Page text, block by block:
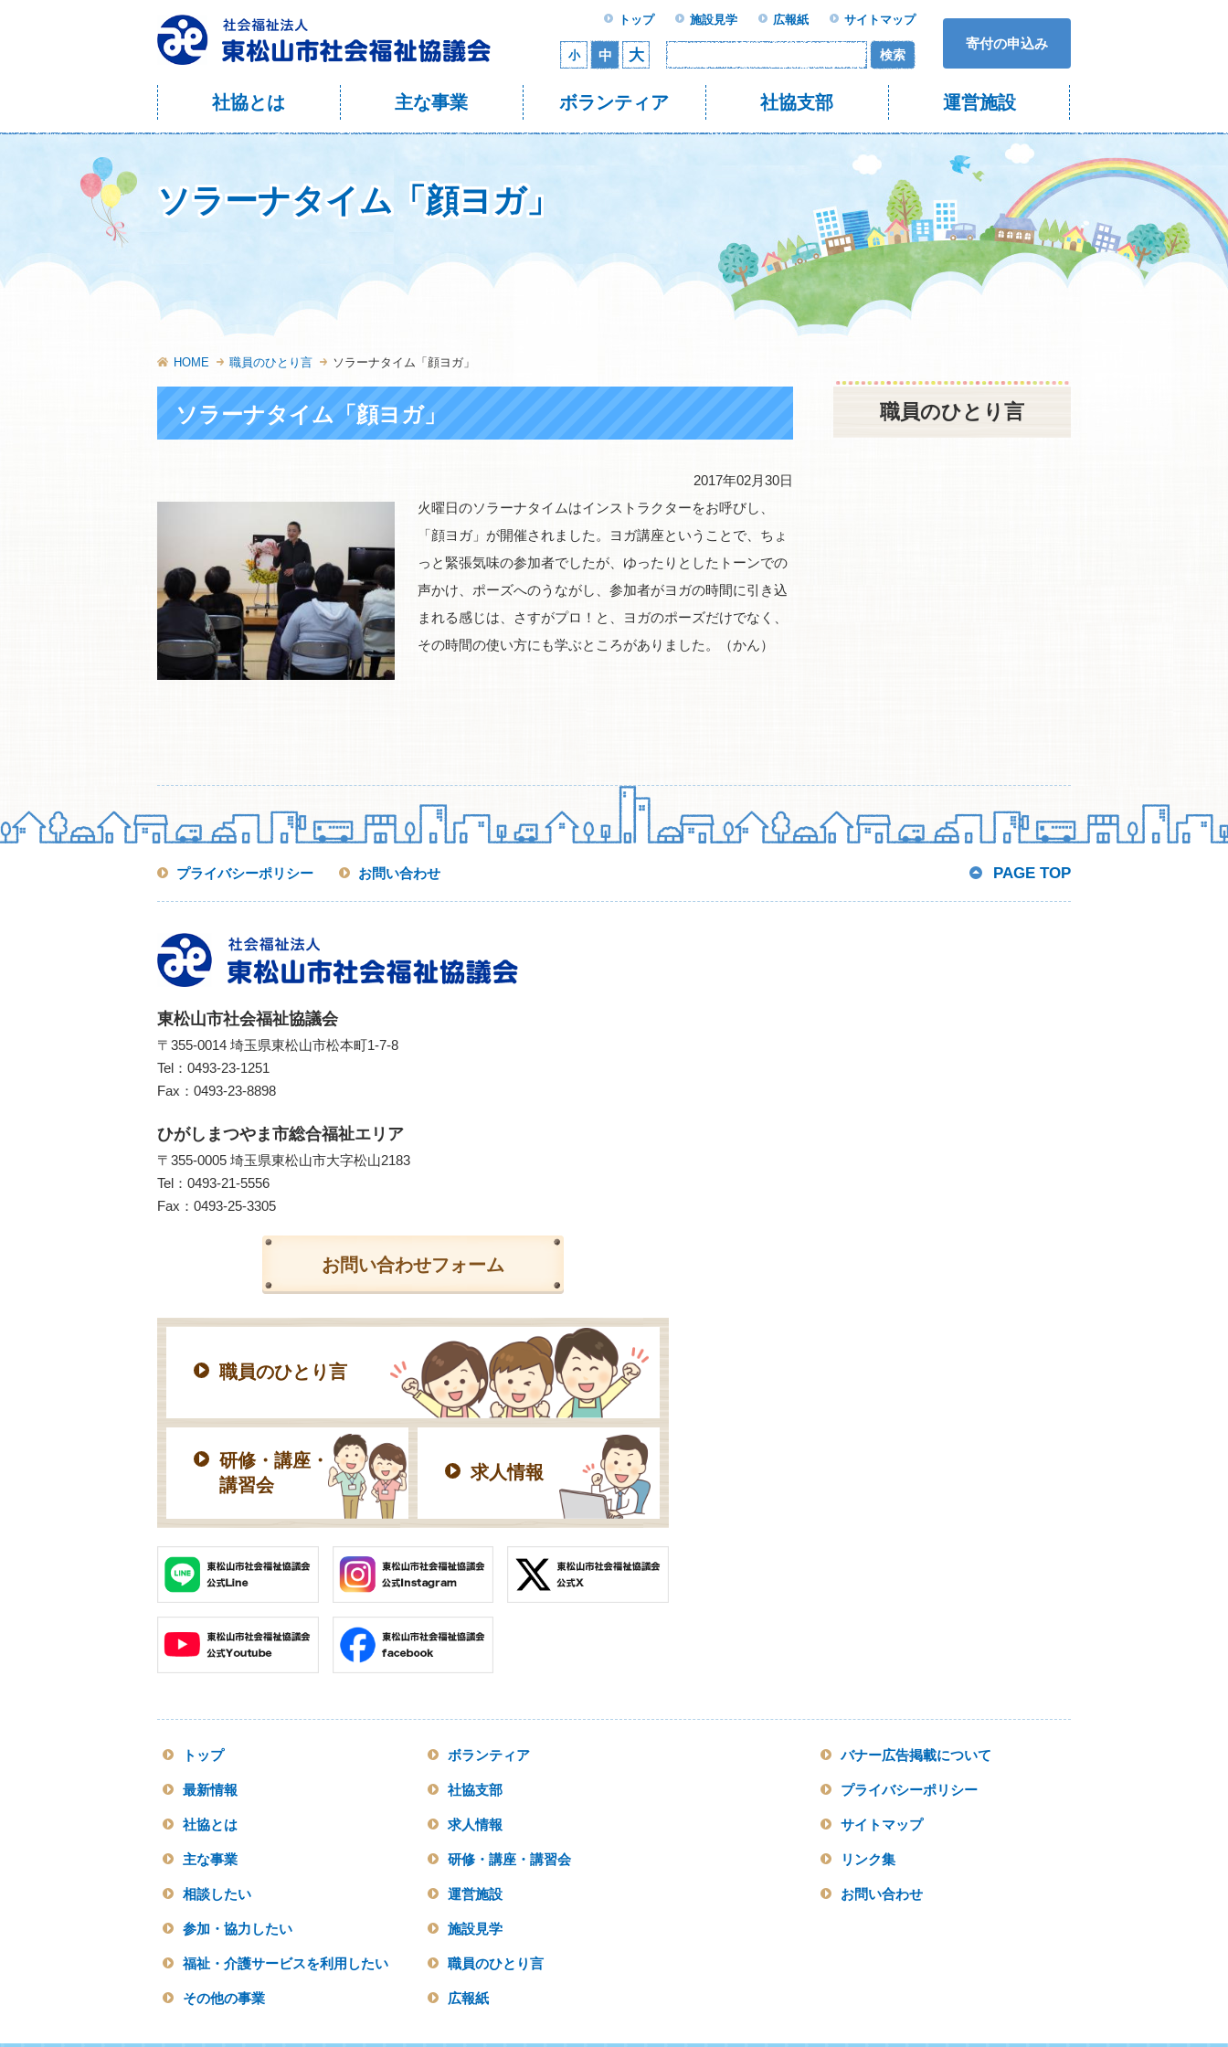
社協とは 主な事業 ボランティア 社協支部 運営施設
寄付の申込み
トップ 施設見学 広報紙 サイトマップ
小 中 大 検索
ソラーナタイム「顔ヨガ」
HOME 職員のひとり言 ソラーナタイム「顔ヨガ」
ソラーナタイム「顔ヨガ」
2017年02月30日
火曜日のソラーナタイムはインストラクターをお呼びし、
「顔ヨガ」が開催されました。ヨガ講座ということで、ちょ
っと緊張気味の参加者でしたが、ゆったりとしたトーンでの
声かけ、ポーズへのうながし、参加者がヨガの時間に引き込
まれる感じは、さすがプロ！と、ヨガのポーズだけでなく、
その時間の使い方にも学ぶところがありました。（かん）
職員のひとり言
PAGE TOP
プライバシーポリシー お問い合わせ
東松山市社会福祉協議会
〒355-0014 埼玉県東松山市松本町1-7-8
Tel： 0493-23-1251
Fax：0493-23-8898
ひがしまつやま市総合福祉エリア
〒355-0005 埼玉県東松山市大字松山2183
Tel： 0493-21-5556
Fax：0493-25-3305
お問い合わせフォーム
職員のひとり言
研修・講座・
講習会
求人情報
トップ
最新情報
社協とは
主な事業
相談したい
参加・協力したい
福祉・介護サービスを利用したい
その他の事業
ボランティア
社協支部
求人情報
研修・講座・講習会
運営施設
施設見学
職員のひとり言
広報紙
バナー広告掲載について
プライバシーポリシー
サイトマップ
リンク集
お問い合わせ